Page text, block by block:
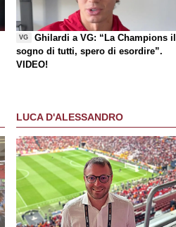
VG
Ghilardi a VG: “La Champions il
sogno di tutti, spero di esordire”.
VIDEO!
LUCA D'ALESSANDRO